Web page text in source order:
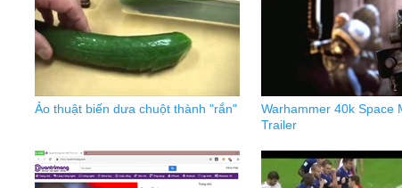
Ảo thuật biến dưa chuột thành "rắn"
Warhammer 40k Space
Trailer